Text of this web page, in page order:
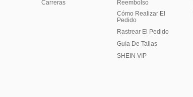
Carreras
Reembolso
Cómo Realizar El
Pedido
Rastrear El Pedido
Guía De Tallas
SHEIN VIP